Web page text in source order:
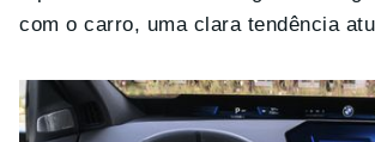
com o carro, uma clara tendência